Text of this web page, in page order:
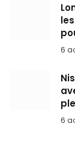
6
6